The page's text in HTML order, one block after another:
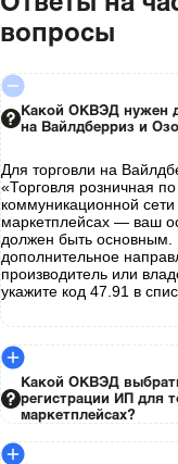
вопросы
Какой ОКВЭД нужен
на Вайлдберриз и
Для торговли на
«Торговля розничная
коммуникационной
маркетплейсах — ваш
должен быть
дополнительное
производитель или
укажите код 47.91 в
Какой ОКВЭД
регистрации ИП для
маркетплейсах?